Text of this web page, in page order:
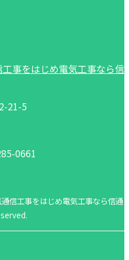
21-5
0661
信工事をはじめ電気工事なら信通